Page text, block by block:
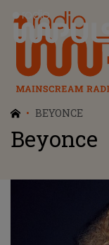
Radio Impuls
BEYONCE
Beyonce